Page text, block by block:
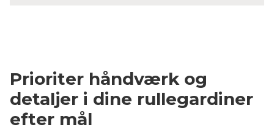
Prioriter håndværk og
detaljer i dine rullegardiner
efter mål